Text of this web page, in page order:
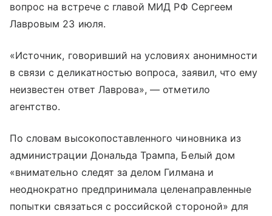
вопрос на встрече с главой МИД РФ Сергеем
Лавровым 23 июля.
«Источник, говоривший на условиях анонимности
в связи с деликатностью вопроса, заявил, что ему
неизвестен ответ Лаврова», — отметило
агентство.
По словам высокопоставленного чиновника из
администрации Дональда Трампа, Белый дом
«внимательно следят за делом Гилмана и
неоднократно предпринимала целенаправленные
попытки связаться с российской стороной» для